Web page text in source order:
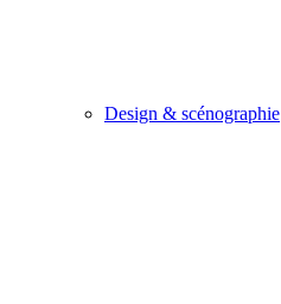
Design & scénographie